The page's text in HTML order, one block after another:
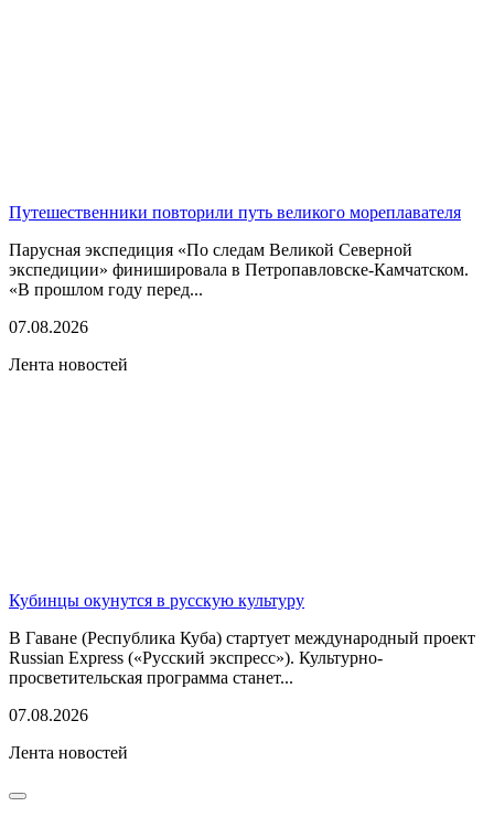
Путешественники повторили путь великого мореплавателя
Парусная экспедиция «По следам Великой Северной
экспедиции» финишировала в Петропавловске-Камчатском.
«В прошлом году перед...
07.08.2026
Лента новостей
Кубинцы окунутся в русскую культуру
В Гаване (Республика Куба) стартует международный проект
Russian Express («Русский экспресс»). Культурно-
просветительская программа станет...
07.08.2026
Лента новостей